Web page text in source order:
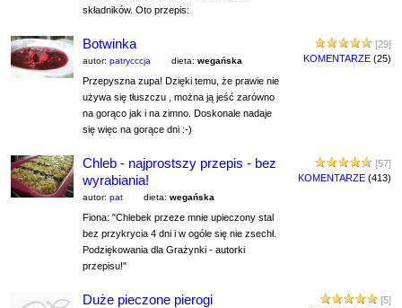
składników. Oto przepis:
[29]
KOMENTARZE (25)
Botwinka
autor: patrycccja dieta: wegańska
Przepyszna zupa! Dzięki temu, że prawie nie
używa się tłuszczu , można ją jeść zarówno
na gorąco jak i na zimno. Doskonale nadaje
się więc na gorące dni :-)
[57]
KOMENTARZE (413)
Chleb - najprostszy przepis - bez
wyrabiania!
autor: pat dieta: wegańska
Fiona: "Chlebek przeze mnie upieczony stal
bez przykrycia 4 dni i w ogóle się nie zsechł.
Podziękowania dla Grażynki - autorki
przepisu!"
[5]
Duże pieczone pierogi